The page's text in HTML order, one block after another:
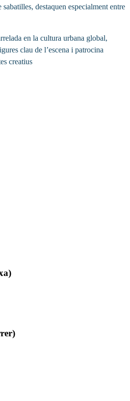
destaquen especialment entre
en la cultura urbana global,
clau de l’escena i patrocina
creatius